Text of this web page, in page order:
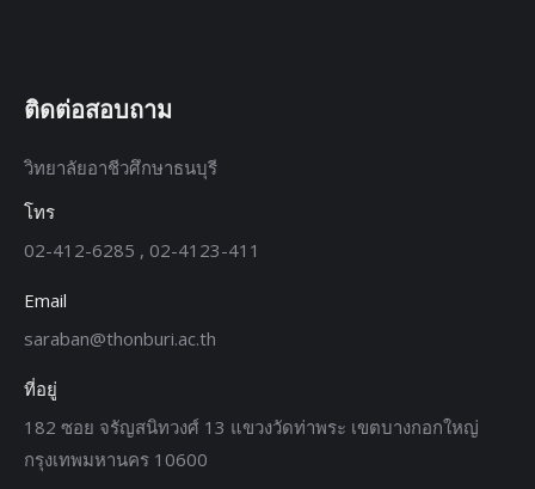
ติดต่อสอบถาม
วิทยาลัยอาชีวศึกษาธนบุรี
โทร
02-412-6285 , 02-4123-411
Email
saraban@thonburi.ac.th
ที่อยู่
182 ซอย จรัญสนิทวงศ์ 13 แขวงวัดท่าพระ เขตบางกอกใหญ่
กรุงเทพมหานคร 10600